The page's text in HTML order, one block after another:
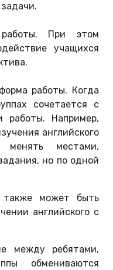
При этом
учащихся
работы. Когда
сочетается с
работы. Например,
английского
менять местами,
но по одной
также может быть
английского с
между ребятами,
обмениваются